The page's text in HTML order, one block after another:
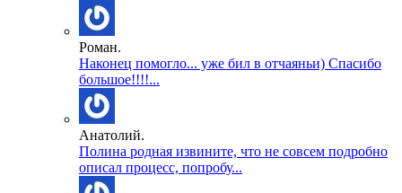
Роман.
Наконец помогло... уже бил в отчаяньи) Спасибо
большое!!!!...
Анатолий.
Полина родная извините, что не совсем подробно
описал процесс, попробу...